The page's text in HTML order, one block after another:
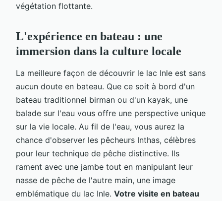
végétation flottante.
L'expérience en bateau : une
immersion dans la culture locale
La meilleure façon de découvrir le lac Inle est sans
aucun doute en bateau. Que ce soit à bord d'un
bateau traditionnel birman ou d'un kayak, une
balade sur l'eau vous offre une perspective unique
sur la vie locale. Au fil de l'eau, vous aurez la
chance d'observer les pêcheurs Inthas, célèbres
pour leur technique de pêche distinctive. Ils
rament avec une jambe tout en manipulant leur
nasse de pêche de l'autre main, une image
emblématique du lac Inle. Votre visite en bateau